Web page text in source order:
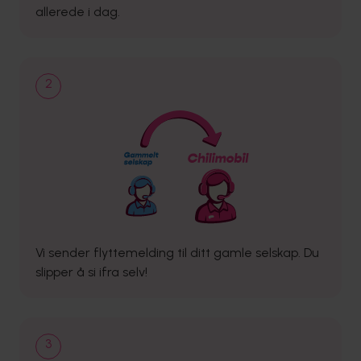
allerede i dag.
2
Vi sender flyttemelding til ditt gamle selskap. Du
slipper å si ifra selv!
3